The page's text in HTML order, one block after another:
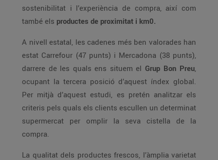
sostenibilitat i l’experiència de compra, així com
també els productes de proximitat i km0.
A nivell estatal, les cadenes més ben valorades han
estat Carrefour (47 punts) i Mercadona (38 punts),
darrere de les quals ens situem el Grup Bon Preu,
ocupant la tercera posició d’aquest índex global.
Per mitjà d’aquest estudi, es pretén analitzar els
criteris pels quals els clients escullen un determinat
supermercat per omplir la seva cistella de la
compra.
La qualitat dels productes frescos, l’àmplia varietat